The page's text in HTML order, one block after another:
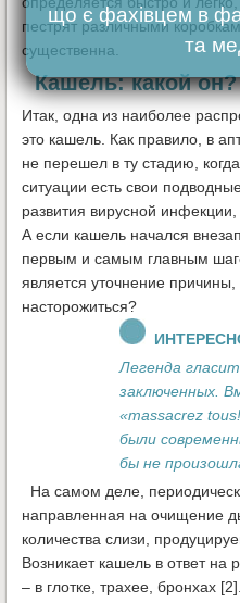
пестрят различными
существенна.
Кашель: какой он?
Итак, одна из наиболее
это кашель. Как правило, в
не перешел в ту стадию,
ситуации есть свои
развития вирусной
А если кашель начался
первым и самым главным
является уточнение
насторожиться?
Легенда
заключенных.
«massacrez
были
бы не
На самом деле,
направленная на очищение
количества слизи,
Возникает кашель в ответ
– в глотке, трахее, бронхах
що є фахівцем в
та